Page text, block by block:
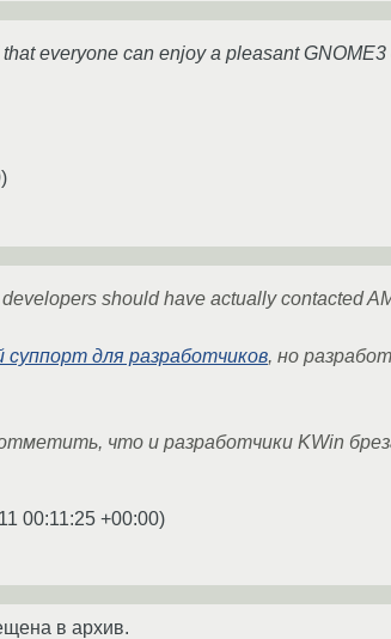
everyone can enjoy a pleasant
)
should have actually contacted
для разработчиков, но
что и разработчики KWin
00:11:25 +00:00)
в архив.